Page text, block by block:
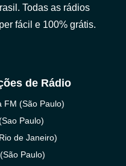
Todas as rádios
fácil e 100% grátis.
de Rádio
FM (São Paulo)
Paulo)
de Janeiro)
Paulo)